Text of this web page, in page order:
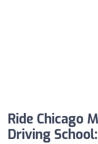
Ride Chicago
Driving